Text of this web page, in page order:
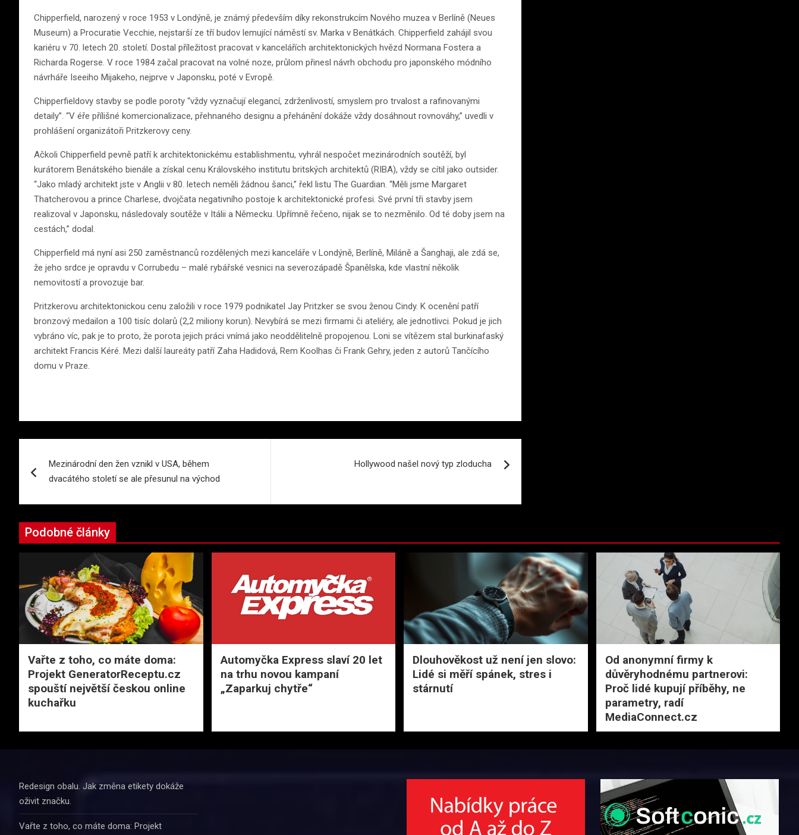
Chipperfield, narozený v roce 1953 v Londýně, je známý především díky rekonstrukcím Nového muzea v Berlíně (Neues
Museum) a Procuratie Vecchie, nejstarší ze tří budov lemující náměstí sv. Marka v Benátkách. Chipperfield zahájil svou
kariéru v 70. letech 20. století. Dostal příležitost pracovat v kancelářích architektonických hvězd Normana Fostera a
Richarda Rogerse. V roce 1984 začal pracovat na volné noze, průlom přinesl návrh obchodu pro japonského módního
návrháře Iseeiho Mijakeho, nejprve v Japonsku, poté v Evropě.
Chipperfieldovy stavby se podle poroty “vždy vyznačují elegancí, zdrženlivostí, smyslem pro trvalost a rafinovanými
detaily”. “V éře přílišné komercionalizace, přehnaného designu a přehánění dokáže vždy dosáhnout rovnováhy,” uvedli v
prohlášení organizátoři Pritzkerovy ceny.
Ačkoli Chipperfield pevně patří k architektonickému establishmentu, vyhrál nespočet mezinárodních soutěží, byl
kurátorem Benátského bienále a získal cenu Královského institutu britských architektů (RIBA), vždy se cítil jako outsider.
“Jako mladý architekt jste v Anglii v 80. letech neměli žádnou šanci,” řekl listu The Guardian. “Měli jsme Margaret
Thatcherovou a prince Charlese, dvojčata negativního postoje k architektonické profesi. Své první tři stavby jsem
realizoval v Japonsku, následovaly soutěže v Itálii a Německu. Upřímně řečeno, nijak se to nezměnilo. Od té doby jsem na
cestách,” dodal.
Chipperfield má nyní asi 250 zaměstnanců rozdělených mezi kanceláře v Londýně, Berlíně, Miláně a Šanghaji, ale zdá se,
že jeho srdce je opravdu v Corrubedu – malé rybářské vesnici na severozápadě Španělska, kde vlastní několik
nemovitostí a provozuje bar.
Pritzkerovu architektonickou cenu založili v roce 1979 podnikatel Jay Pritzker se svou ženou Cindy. K ocenění patří
bronzový medailon a 100 tisíc dolarů (2,2 miliony korun). Nevybírá se mezi firmami či ateliéry, ale jednotlivci. Pokud je jich
vybráno víc, pak je to proto, že porota jejich práci vnímá jako neoddělitelně propojenou. Loni se vítězem stal burkinafaský
architekt Francis Kéré. Mezi další laureáty patří Zaha Hadidová, Rem Koolhas či Frank Gehry, jeden z autorů Tančícího
domu v Praze.
pro
příspěvek
Mezinárodní den žen vznikl v USA, během
dvacátého století se ale přesunul na východ
Hollywood našel nový typ zloducha
Podobné články
Vařte z toho, co máte doma:
Projekt GeneratorReceptu.cz
spouští největší českou online
kuchařku
Automyčka Express slaví 20 let
na trhu novou kampaní
„Zaparkuj chytře“
Dlouhověkost už není jen slovo:
Lidé si měří spánek, stres i
stárnutí
Od anonymní firmy k
důvěryhodnému partnerovi:
Proč lidé kupují příběhy, ne
parametry, radí
MediaConnect.cz
Redesign obalu. Jak změna etikety dokáže
oživit značku.
Vařte z toho, co máte doma: Projekt